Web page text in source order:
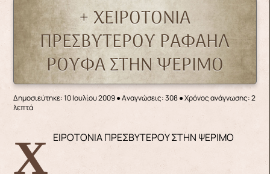
+ ΧΕΙΡΟΤΟΝΙΑ
ΠΡΕΣΒΥΤΕΡΟΥ ΡΑΦΑΗΛ
ΡΟΥΦΑ ΣΤΗΝ ΨΕΡΙΜΟ
Δημοσιεύτηκε: 10 Ιουλίου 2009●Αναγνώσεις: 308● Χρόνος ανάγνωσης: 2
λεπτά
ΧΕΙΡΟΤΟΝΙΑ ΠΡΕΣΒΥΤΕΡΟΥ ΣΤΗΝ ΨΕΡΙΜΟ